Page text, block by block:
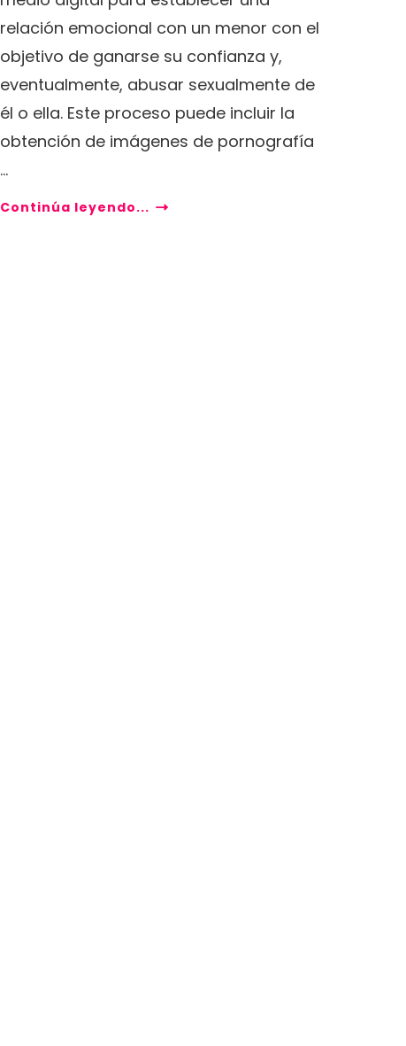
relación emocional con un menor con el
objetivo de ganarse su confianza y,
eventualmente, abusar sexualmente de
él o ella. Este proceso puede incluir la
obtención de imágenes de pornografía
…
Continúa leyendo...